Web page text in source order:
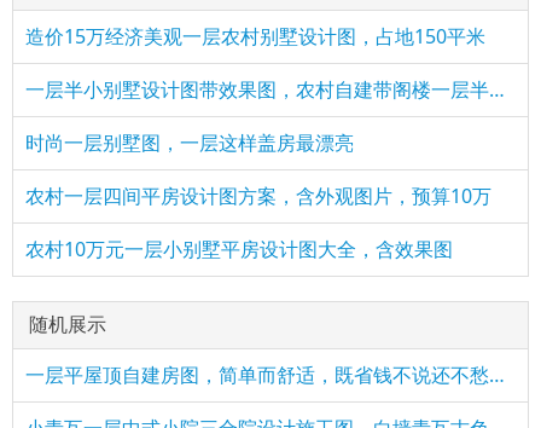
造价15万经济美观一层农村别墅设计图，占地150平米
一层半小别墅设计图带效果图，农村自建带阁楼一层半方案
时尚一层别墅图，一层这样盖房最漂亮
农村一层四间平房设计图方案，含外观图片，预算10万
农村10万元一层小别墅平房设计图大全，含效果图
随机展示
一层平屋顶自建房图，简单而舒适，既省钱不说还不愁没地晒粮食